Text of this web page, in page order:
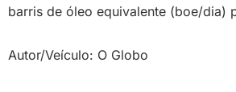
barris de óleo equivalente (boe/dia)
Autor/Veículo: O Globo